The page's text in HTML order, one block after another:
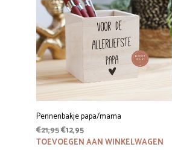
Pennenbakje papa/mama
€21,95Oorspronkelijke
prijs
€12,95Huidige
prijs
TOEVOEGEN AAN WINKELWAGEN